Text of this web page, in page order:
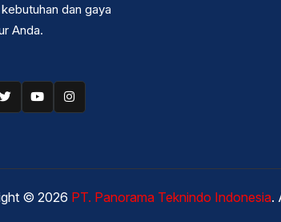
dan gaya
Anda.
© 2026 PT. Panorama Teknindo Indonesia.